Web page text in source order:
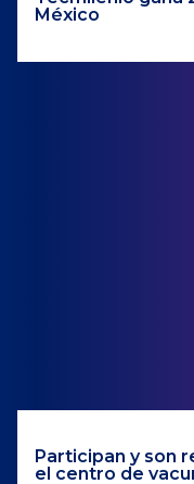
México
Participan y son
el centro de